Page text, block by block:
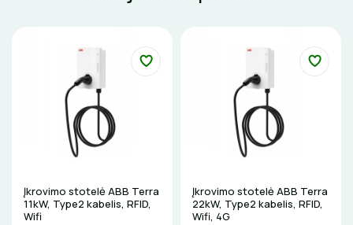
ĮRANKIŲ RINKINIAI
PIRŠTINĖS
DAIKTADĖŽĖS
Šildytuvai
Termostatai
Kolektorinės spintelės
Izoliacinės plokštės
Įkrovimo stotelė ABB Terra
11kW, Type2 kabelis, RFID,
Wifi
Įkrovimo stotelė ABB Terra
22kW, Type2 kabelis, RFID,
Wifi, 4G